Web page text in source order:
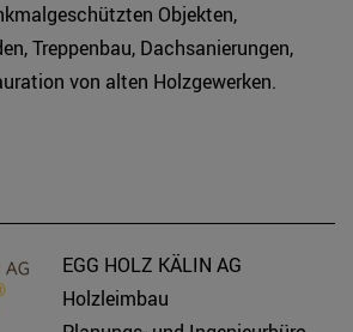
Objekten,
Treppenbau, Dachsanierungen,
von alten Holzgewerken.
EGG HOLZ KÄLIN AG
Holzleimbau